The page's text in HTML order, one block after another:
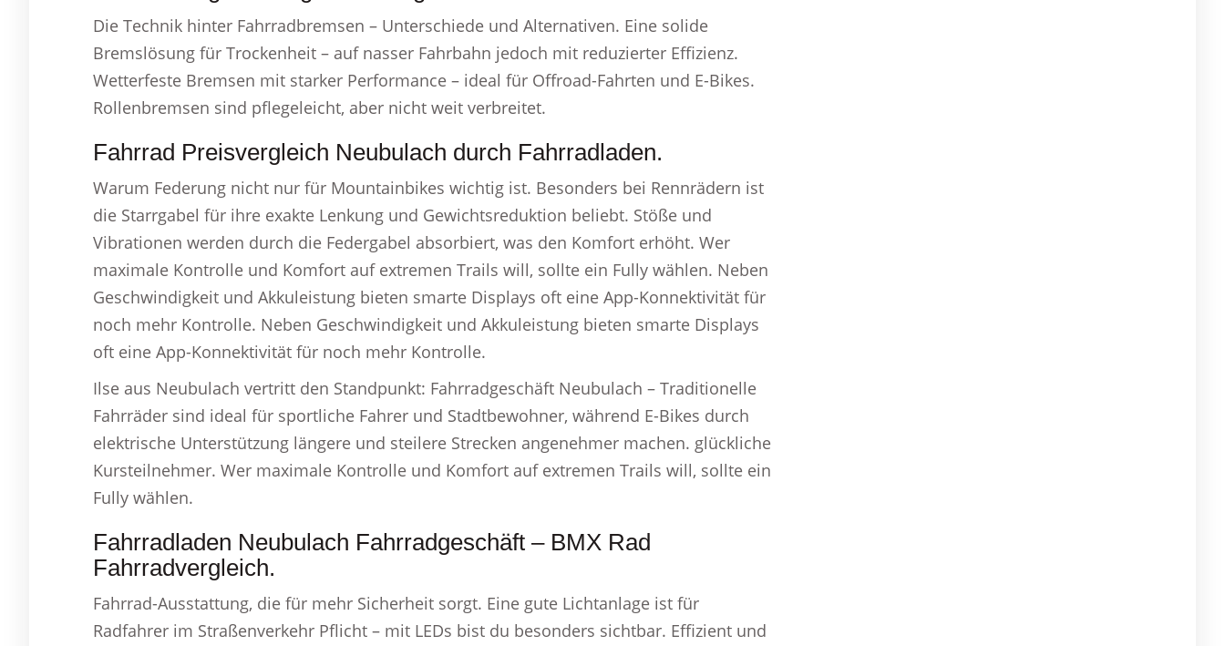
Die Technik hinter Fahrradbremsen – Unterschiede und Alternativen. Eine solide
Bremslösung für Trockenheit – auf nasser Fahrbahn jedoch mit reduzierter Effizienz.
Wetterfeste Bremsen mit starker Performance – ideal für Offroad-Fahrten und E-Bikes.
Rollenbremsen sind pflegeleicht, aber nicht weit verbreitet.
Fahrrad Preisvergleich Neubulach durch Fahrradladen.
Warum Federung nicht nur für Mountainbikes wichtig ist. Besonders bei Rennrädern ist
die Starrgabel für ihre exakte Lenkung und Gewichtsreduktion beliebt. Stöße und
Vibrationen werden durch die Federgabel absorbiert, was den Komfort erhöht. Wer
maximale Kontrolle und Komfort auf extremen Trails will, sollte ein Fully wählen. Neben
Geschwindigkeit und Akkuleistung bieten smarte Displays oft eine App-Konnektivität für
noch mehr Kontrolle. Neben Geschwindigkeit und Akkuleistung bieten smarte Displays
oft eine App-Konnektivität für noch mehr Kontrolle.
Ilse aus Neubulach vertritt den Standpunkt: Fahrradgeschäft Neubulach – Traditionelle
Fahrräder sind ideal für sportliche Fahrer und Stadtbewohner, während E-Bikes durch
elektrische Unterstützung längere und steilere Strecken angenehmer machen. glückliche
Kursteilnehmer. Wer maximale Kontrolle und Komfort auf extremen Trails will, sollte ein
Fully wählen.
Fahrradladen Neubulach Fahrradgeschäft – BMX Rad
Fahrradvergleich.
Fahrrad-Ausstattung, die für mehr Sicherheit sorgt. Eine gute Lichtanlage ist für
Radfahrer im Straßenverkehr Pflicht – mit LEDs bist du besonders sichtbar. Effizient und